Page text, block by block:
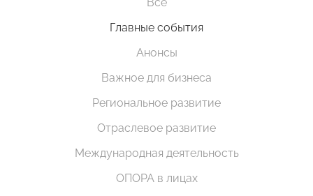
Главные события
Анонсы
Важное для бизнеса
Региональное развитие
Отраслевое развитие
Международная деятельность
ОПОРА в лицах